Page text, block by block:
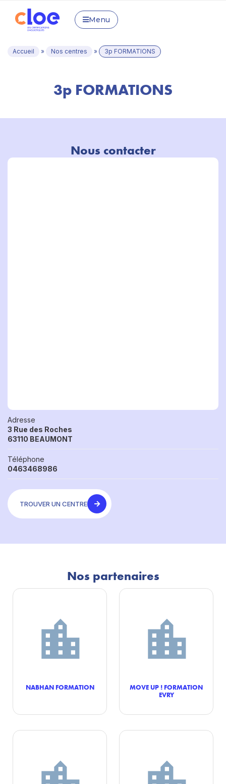
Menu
Accueil » Nos centres » 3p FORMATIONS
3p FORMATIONS
Nous contacter
Adresse
3 Rue des Roches
63110 BEAUMONT
Téléphone
0463468986
TROUVER UN CENTRE
Nos partenaires
NABHAN FORMATION
MOVE UP ! FORMATION
EVRY